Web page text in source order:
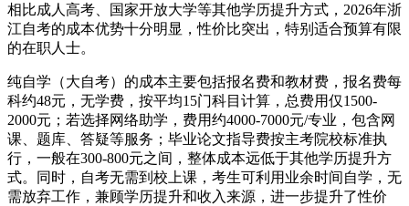
相比成人高考、国家开放大学等其他学历提升方式，2026年浙
江自考的成本优势十分明显，性价比突出，特别适合预算有限
的在职人士。
纯自学（大自考）的成本主要包括报名费和教材费，报名费每
科约48元，无学费，按平均15门科目计算，总费用仅1500-
2000元；若选择网络助学，费用约4000-7000元/专业，包含网
课、题库、答疑等服务；毕业论文指导费按主考院校标准执
行，一般在300-800元之间，整体成本远低于其他学历提升方
式。同时，自考无需到校上课，考生可利用业余时间自学，无
需放弃工作，兼顾学历提升和收入来源，进一步提升了性价